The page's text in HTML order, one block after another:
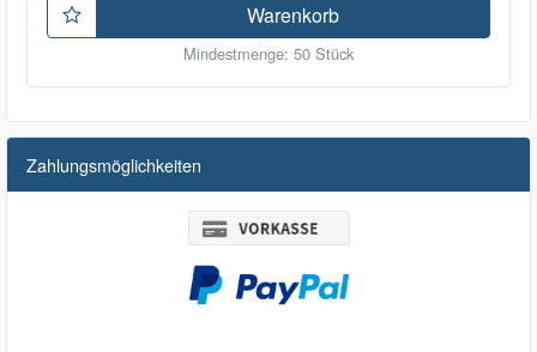
Warenkorb
Mindestmenge: 50 Stück
Zahlungsmöglichkeiten